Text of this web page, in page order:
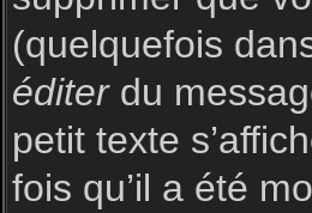
(quelquefois
éditerdu
petit texte
fois qu’il a été